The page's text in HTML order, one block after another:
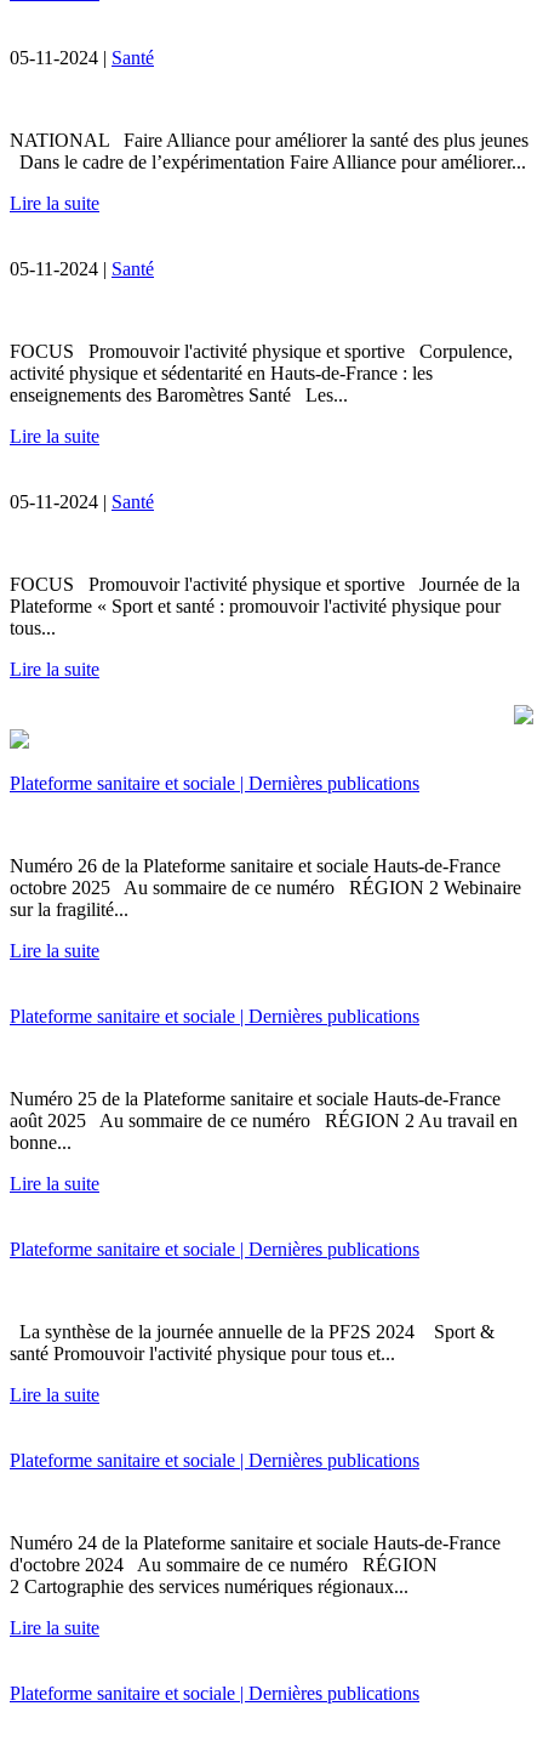
05-11-2024 | Santé
NATIONAL Faire Alliance pour améliorer la santé des plus jeunes
Dans le cadre de l’expérimentation Faire Alliance pour améliorer...
Lire la suite
05-11-2024 | Santé
FOCUS Promouvoir l'activité physique et sportive Corpulence,
activité physique et sédentarité en Hauts-de-France : les
enseignements des Baromètres Santé Les...
Lire la suite
05-11-2024 | Santé
FOCUS Promouvoir l'activité physique et sportive Journée de la
Plateforme « Sport et santé : promouvoir l'activité physique pour
tous...
Lire la suite
Plateforme sanitaire et sociale | Dernières publications
Numéro 26 de la Plateforme sanitaire et sociale Hauts-de-France
octobre 2025 Au sommaire de ce numéro RÉGION 2 Webinaire
sur la fragilité...
Lire la suite
Plateforme sanitaire et sociale | Dernières publications
Numéro 25 de la Plateforme sanitaire et sociale Hauts-de-France
août 2025 Au sommaire de ce numéro RÉGION 2 Au travail en
bonne...
Lire la suite
Plateforme sanitaire et sociale | Dernières publications
La synthèse de la journée annuelle de la PF2S 2024 Sport &
santé Promouvoir l'activité physique pour tous et...
Lire la suite
Plateforme sanitaire et sociale | Dernières publications
Numéro 24 de la Plateforme sanitaire et sociale Hauts-de-France
d'octobre 2024 Au sommaire de ce numéro RÉGION
2 Cartographie des services numériques régionaux...
Lire la suite
Plateforme sanitaire et sociale | Dernières publications